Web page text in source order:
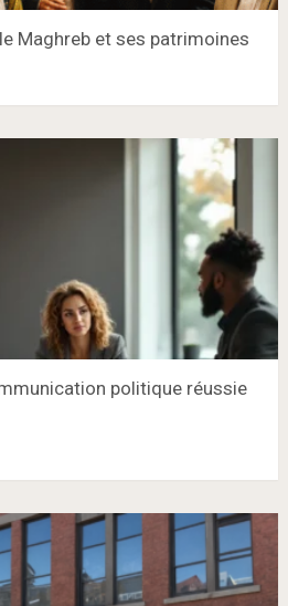
Maghreb et ses patrimoines
politique réussie